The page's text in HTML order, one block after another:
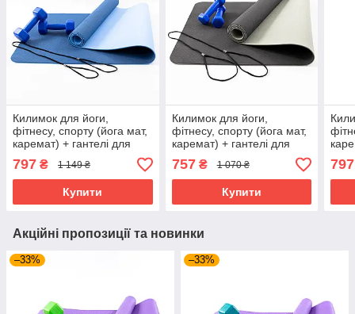
Килимок для йоги,
фітнесу, спорту (йога мат,
каремат) + гантелі для
фітнесу 2шт по 1кг
OSPORT Set 63 (n-0093)
Синьо-синій
797 ₴ 1 149 ₴
Купити
Килимок для йоги,
фітнесу, спорту (йога мат,
каремат) + гантелі для
фітнесу 2шт по 0.5кг
OSPORT Set 62 (n-0092)
Чорно-синій
757₴ 1 070 ₴
Купити
797
Акційні пропозиції та новинки
–33% –33%